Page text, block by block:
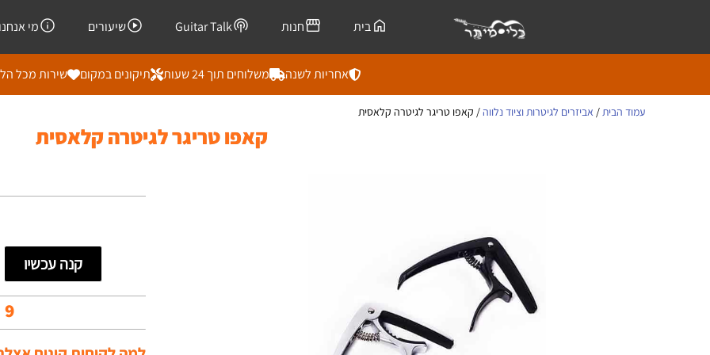
בית חנות Guitar Talk שיעורים מי אנחנו
אחריות לשנה משלוחים תוך 24 שעות תיקונים במקום שירות מכל
עמוד הבית/ אביזרים לגיטרות וציוד נלווה/ קאפו טריגר לגיטרה קלאסית
קאפו טריגר לגיטרה קלאסית
קנה עכשיו